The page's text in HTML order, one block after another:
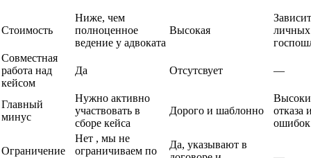
Стоимость
Ниже, чем
полноценное
ведение у адвоката
Высокая
личных
Совместная
работа над
кейсом
Да Отсутсвует —
Главный
минус
Нужно активно
участвовать в
сборе кейса
Дорого и шаблонно
отказа
ошибок
Ограничение
Нет , мы не
ограничиваем по
Да, указывают в